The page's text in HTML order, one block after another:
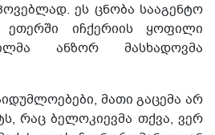
ეს ცნობა სააგენტო
ეთერში იჩქერიის ყოფილი
ანზორ მასხადოვმა
მათი გაცემა არ
რაც ბელოკიევმა თქვა, ვერ